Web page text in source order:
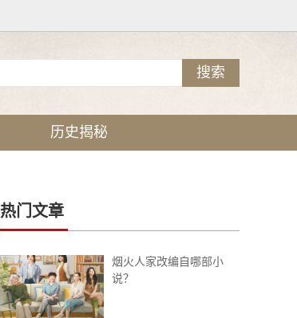
历史揭秘
热门文章
烟火人家改编自哪部小
说？